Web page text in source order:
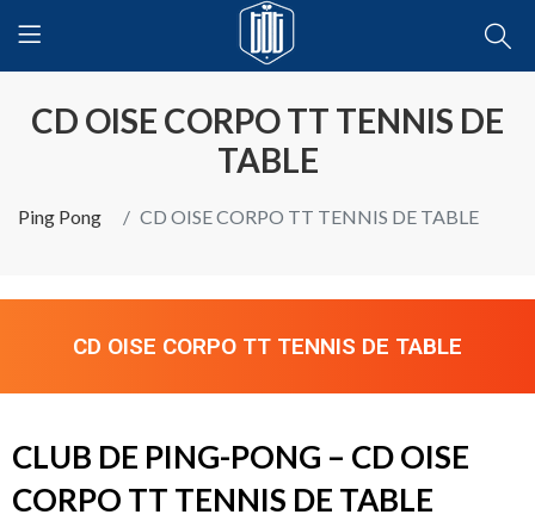
CD OISE CORPO TT TENNIS DE
TABLE
Ping Pong CD OISE CORPO TT TENNIS DE TABLE
CD OISE CORPO TT TENNIS DE TABLE
CLUB DE PING-PONG – CD OISE
CORPO TT TENNIS DE TABLE